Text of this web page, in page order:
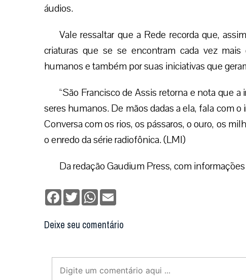
áudios.
Vale ressaltar que a Rede recorda que,
criaturas que se se encontram cada vez mais
humanos e também por suas iniciativas que
“São Francisco de Assis retorna e nota que
seres humanos. De mãos dadas a ela, fala com
Conversa com os rios, os pássaros, o ouro, os
o enredo da série radiofônica. (LMI)
Da redação Gaudium Press, com
Facebook
TwitterWhatsApp
Deixe seu comentário